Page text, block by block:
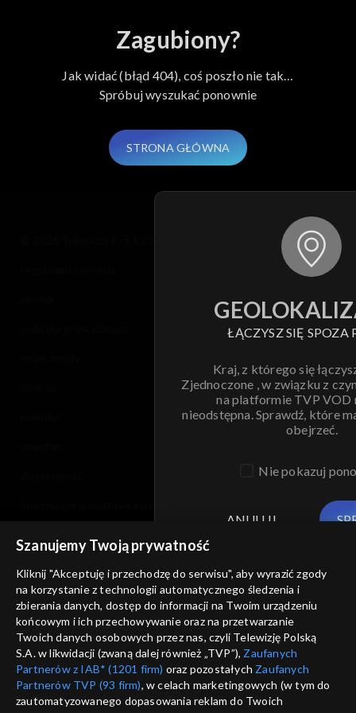
Zagubiony?
Jak widać (błąd 404), coś poszło nie tak…
Spróbuj wyszukać ponownie
STRONA GŁÓWNA
ŁĄCZYSZ SIĘ SPOZA
Kraj, z którego się
Zjednoczone , w związku z
na platformie TVP VOD
nieodstępna. Sprawdź, które
obejrzeć.
Nie pokazuj
ANULUJ
Szanujemy Twoją prywatność
Kliknij "Akceptuję i przechodzę do serwisu", aby wyrazić zgody
na korzystanie z technologii automatycznego śledzenia i
zbierania danych, dostęp do informacji na Twoim urządzeniu
końcowym i ich przechowywanie oraz na przetwarzanie
Twoich danych osobowych przez nas, czyli Telewizję Polską
S.A. w likwidacji (zwaną dalej również „TVP”), Zaufanych
Partnerów z IAB* (1201 firm) oraz pozostałych Zaufanych
Partnerów TVP (93 firm), w celach marketingowych (w tym do
zautomatyzowanego dopasowania reklam do Twoich